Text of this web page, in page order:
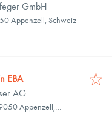
GmbH
Appenzell, Schweiz
EBA
AG
Appenzell,